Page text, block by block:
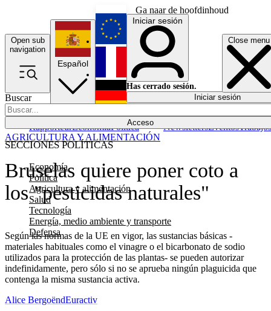
Ga naar de hoofdinhoud
Open sub
navigation
Close menu
Buscar
Acceso
SECCIONES POLÍTICAS
Economía
Política
Agricultura y alimentación
Salud
Tecnología
Energía, medio ambiente y transporte
Defensa
RapporteurEconomíaPolítica NewslettersEventosTrabajos
Español
English
Français
Iniciar sesión
Has cerrado sesión.
Iniciar sesión
Bruselas quiere poner coto a
los "pesticidas naturales"
Según las normas de la UE en vigor, las sustancias básicas -
materiales habituales como el vinagre o el bicarbonato de sodio
utilizados para la protección de las plantas- se pueden autorizar
indefinidamente, pero sólo si no se aprueba ningún plaguicida que
contenga la misma sustancia activa.
AGRICULTURA Y ALIMENTACIÓN
Alice BergoëndEuractiv